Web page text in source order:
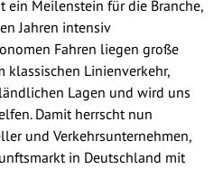
ein Meilenstein für die Branche,
Jahren intensiv
Fahren liegen große
klassischen Linienverkehr,
Lagen und wird uns
Damit herrscht nun
und Verkehrsunternehmen,
in Deutschland mit